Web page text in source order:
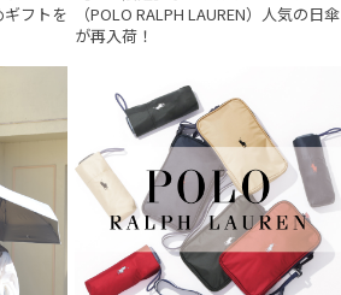
フトを
（POLO RALPH LAUREN）人気の日傘
が再入荷！